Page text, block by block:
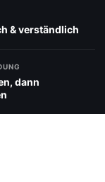
& verständlich
dann